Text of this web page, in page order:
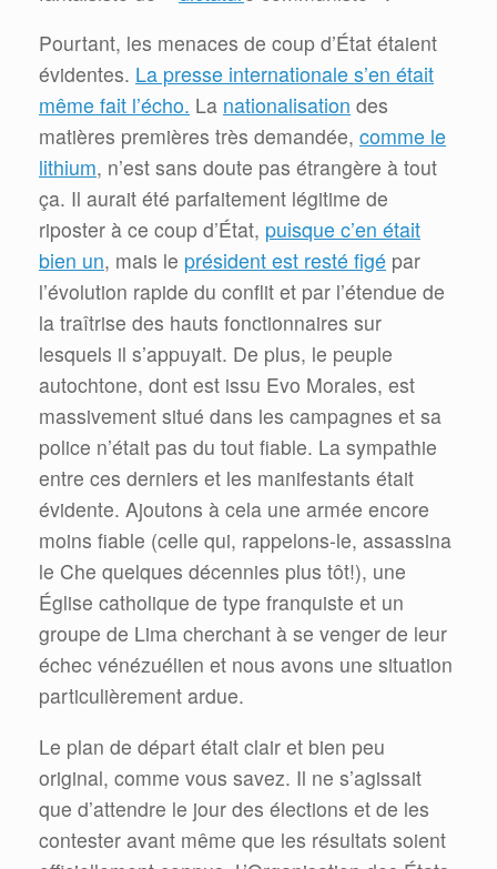
Pourtant, les menaces de coup d’État étaient
évidentes. La presse internationale s’en était
même fait l’écho. La nationalisation des
matières premières très demandée, comme le
lithium, n’est sans doute pas étrangère à tout
ça. Il aurait été parfaitement légitime de
riposter à ce coup d’État, puisque c’en était
bien un, mais le président est resté figé par
l’évolution rapide du conflit et par l’étendue de
la traîtrise des hauts fonctionnaires sur
lesquels il s’appuyait. De plus, le peuple
autochtone, dont est issu Evo Morales, est
massivement situé dans les campagnes et sa
police n’était pas du tout fiable. La sympathie
entre ces derniers et les manifestants était
évidente. Ajoutons à cela une armée encore
moins fiable (celle qui, rappelons-le, assassina
le Che quelques décennies plus tôt!), une
Église catholique de type franquiste et un
groupe de Lima cherchant à se venger de leur
échec vénézuélien et nous avons une situation
particulièrement ardue.
Le plan de départ était clair et bien peu
original, comme vous savez. Il ne s’agissait
que d’attendre le jour des élections et de les
contester avant même que les résultats soient